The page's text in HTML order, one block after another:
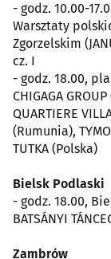
- godz. 10.00-
Warsztaty
Zgorzelskim
cz. I
- godz. 18.00,
CHIGAGA
QUARTIERE
(Rumunia),
TUTKA (Polska)
Bielsk Podlaski
- godz. 18.00,
BATSÁNYI
Zambrów